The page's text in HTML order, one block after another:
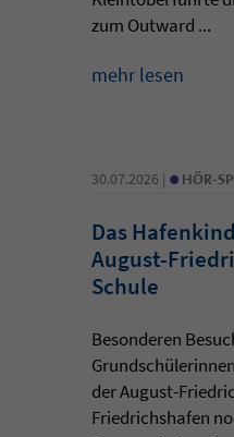
zum Outward ...
mehr lesen
30.07.2026 | • HÖR-
Das
August-
Schule
Besonderen
der August-
Friedrichshafen